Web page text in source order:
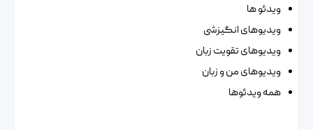
ویدئو ها
ویدیوهای انگیزشی
ویدیوهای تقویت زبان
ویدیوهای من و زبان
همه ویدئوها